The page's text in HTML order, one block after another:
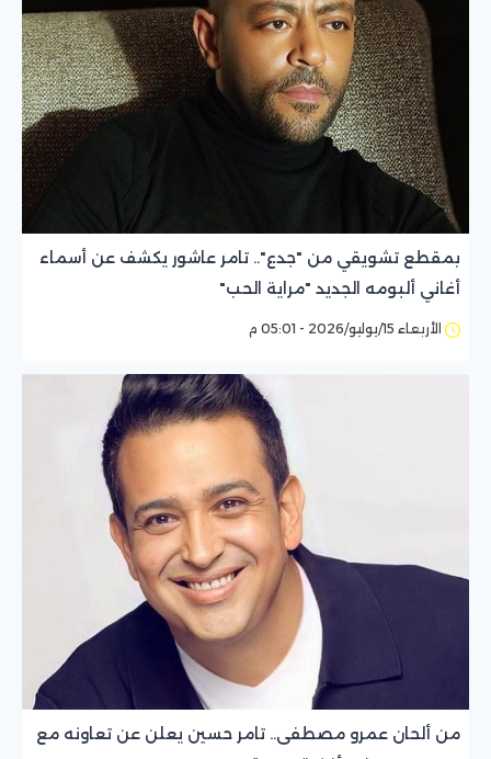
بمقطع تشويقي من "جدع".. تامر عاشور يكشف عن أسماء
أغاني ألبومه الجديد "مراية الحب"
الأربعاء 15/يوليو/2026 - 05:01 م
من ألحان عمرو مصطفى.. تامر حسين يعلن عن تعاونه مع